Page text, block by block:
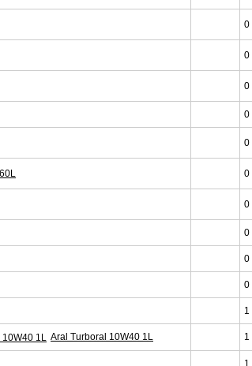
0
0
0
0
0
0
0
0
0
0
1
Aral Turboral 10W40 1L 1
1